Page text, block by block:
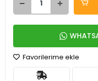
Favorilerime ekle